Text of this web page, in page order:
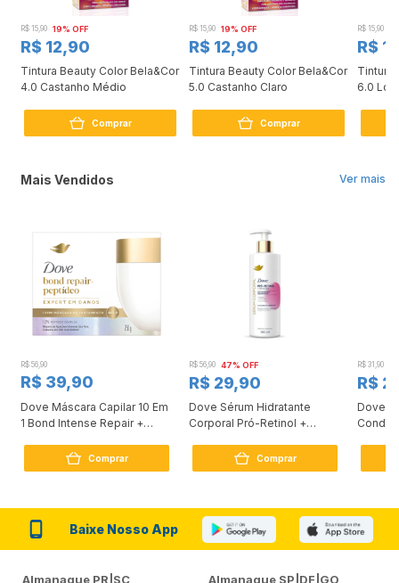
R$ 15,90 19% OFF
R$ 12,90
Tintura Beauty Color Bela&Cor
4.0 Castanho Médio
Comprar
R$ 15,90 19% OFF
R$ 12,90
Tintura Beauty Color Bela&Cor
5.0 Castanho Claro
Comprar
R$ 15,90
R$
Tintura
6.0
Ver mais
Mais Vendidos
R$ 56,90
R$ 39,90
Dove Máscara Capilar 10 Em
1 Bond Intense Repair +
Comprar
R$ 56,90 47% OFF
R$ 29,90
Dove Sérum Hidratante
Corporal Pró-Retinol +
Comprar
R$ 31,90
R$
Dove
Baixe Nosso App
Almanaque PR|SC Almanaque SP|DF|GO